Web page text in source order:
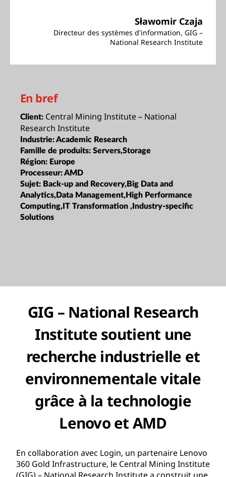
Sławomir Czaja
Directeur des systèmes d'information, GIG –
National Research Institute
En bref
Client: Central Mining Institute – National
Research Institute
Industrie:Academic Research
Famille de produits: Servers,Storage
Région: Europe
Processeur:AMD
Sujet: Back-up and Recovery,Big Data and
Analytics,Data Management,High Performance
Computing,IT Transformation ,Industry-specific
Solutions
GIG – National Research
Institute soutient une
recherche industrielle et
environnementale vitale
grâce à la technologie
Lenovo et AMD
En collaboration avec Login, un partenaire Lenovo
360 Gold Infrastructure, le Central Mining Institute
(GIG) – National Research Institute a construit une